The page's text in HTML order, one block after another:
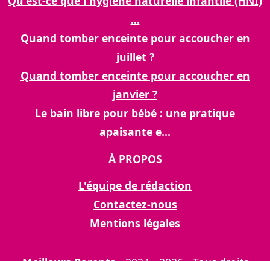
...
Quand tomber enceinte pour accoucher en
juillet ?
Quand tomber enceinte pour accoucher en
janvier ?
Le bain libre pour bébé : une pratique
apaisante e...
À PROPOS
L'équipe de rédaction
Contactez-nous
Mentions légales